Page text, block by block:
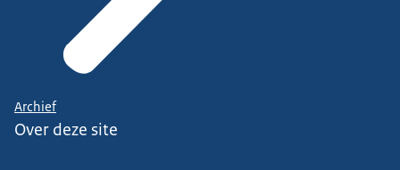
Archief
Over deze site